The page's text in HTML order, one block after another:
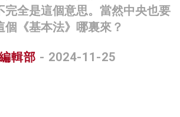
完全是這個意思。當然中央也要
個《基本法》哪裏來？
輯部 - 2024-11-25